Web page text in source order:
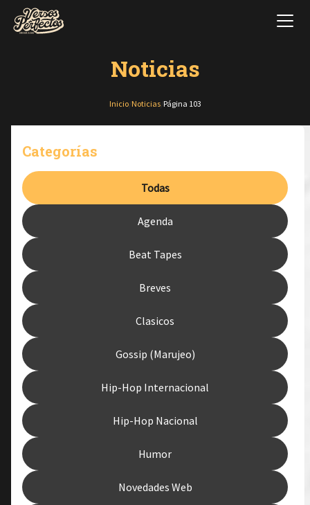
Noticias
Inicio/ Noticias/ Página 103
Categorías
Todas
Agenda
Beat Tapes
Breves
Clasicos
Gossip (Marujeo)
Hip-Hop Internacional
Hip-Hop Nacional
Humor
Novedades Web